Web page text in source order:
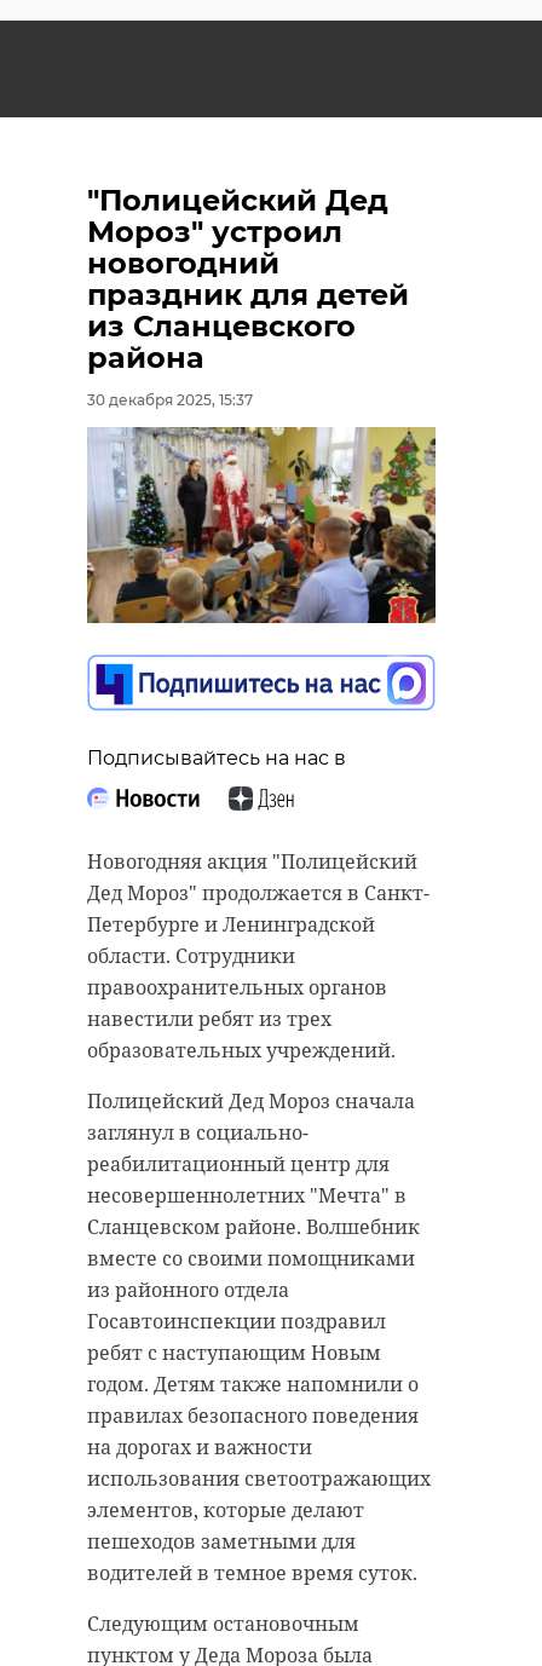
"Полицейский Дед
Мороз" устроил
новогодний
праздник для детей
из Сланцевского
района
30 декабря 2025, 15:37
Подписывайтесь на нас в
Новогодняя акция "Полицейский
Дед Мороз" продолжается в Санкт-
Петербурге и Ленинградской
области. Сотрудники
правоохранительных органов
навестили ребят из трех
образовательных учреждений.
Полицейский Дед Мороз сначала
заглянул в социально-
реабилитационный центр для
несовершеннолетних "Мечта" в
Сланцевском районе. Волшебник
вместе со своими помощниками
из районного отдела
Госавтоинспекции поздравил
ребят с наступающим Новым
годом. Детям также напомнили о
правилах безопасного поведения
на дорогах и важности
использования светоотражающих
элементов, которые делают
пешеходов заметными для
водителей в темное время суток.
Следующим остановочным
пунктом у Деда Мороза была